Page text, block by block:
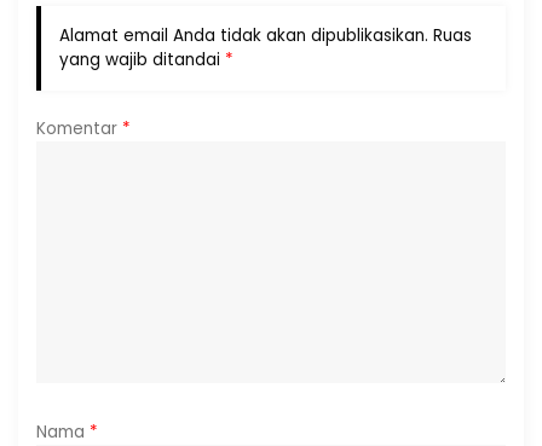
Alamat email Anda tidak akan dipublikasikan. Ruas
yang wajib ditandai *
Komentar *
Nama *